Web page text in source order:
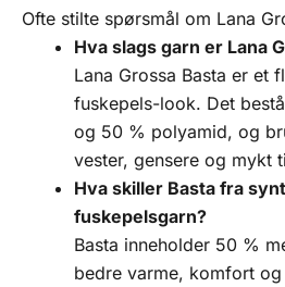
Ofte stilte spørsmål om Lana
Hva slags garn er Lana
Lana Grossa Basta er et
fuskepels-look. Det
og 50 % polyamid, og
vester, gensere og mykt
Hva skiller Basta fra
fuskepelsgarn?
Basta inneholder 50 %
bedre varme, komfort og